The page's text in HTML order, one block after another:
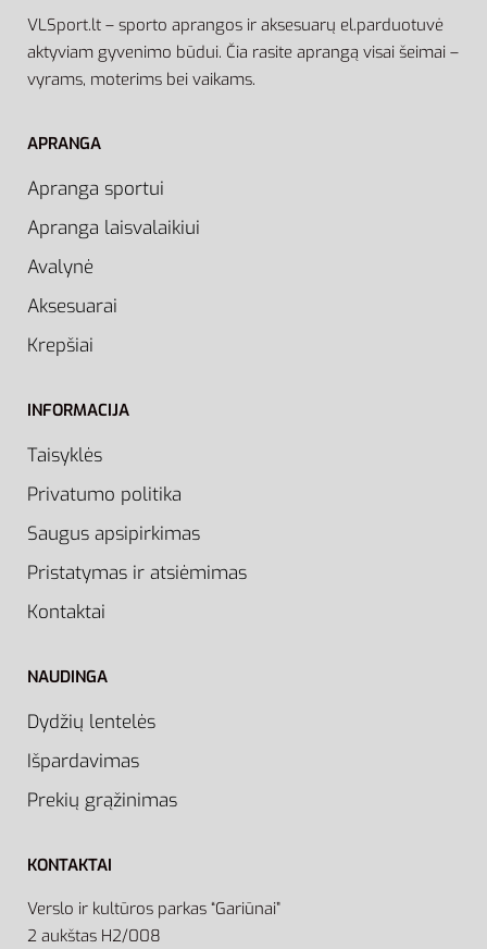
VLSport.lt – sporto aprangos ir aksesuarų el.parduotuvė
aktyviam gyvenimo būdui. Čia rasite aprangą visai šeimai –
vyrams, moterims bei vaikams.
APRANGA
Apranga sportui
Apranga laisvalaikiui
Avalynė
Aksesuarai
Krepšiai
INFORMACIJA
Taisyklės
Privatumo politika
Saugus apsipirkimas
Pristatymas ir atsiėmimas
Kontaktai
NAUDINGA
Dydžių lentelės
Išpardavimas
Prekių grąžinimas
KONTAKTAI
Verslo ir kultūros parkas “Gariūnai”
2 aukštas H2/008